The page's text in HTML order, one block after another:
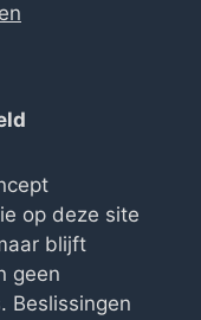
op deze site
blijft
geen
Beslissingen